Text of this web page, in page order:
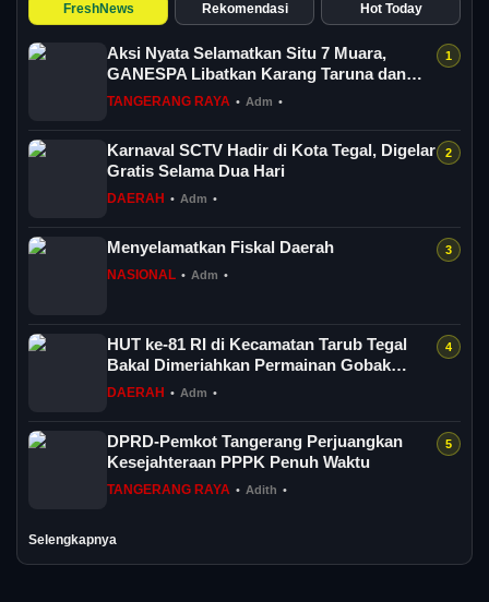
FreshNews Rekomendasi Hot Today
Aksi Nyata Selamatkan Situ 7 Muara,
GANESPA Libatkan Karang Taruna dan
Komunitas
TANGERANG RAYA • Adm •
Karnaval SCTV Hadir di Kota Tegal, Digelar
Gratis Selama Dua Hari
DAERAH • Adm •
Menyelamatkan Fiskal Daerah
NASIONAL • Adm •
HUT ke-81 RI di Kecamatan Tarub Tegal
Bakal Dimeriahkan Permainan Gobak
Sodor
DAERAH • Adm •
DPRD-Pemkot Tangerang Perjuangkan
Kesejahteraan PPPK Penuh Waktu
TANGERANG RAYA • Adith •
Selengkapnya